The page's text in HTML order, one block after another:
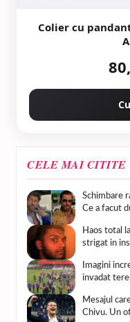
Colier cu
CELE MAI CITITE
Schimbare
Ce a facut
Haos total
strigat in
Imagini
invadat
Mesajul
Chivu. Un